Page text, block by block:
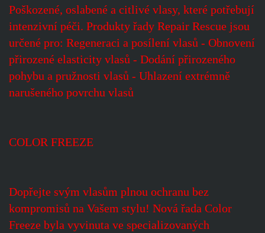
Poškozené, oslabené a citlivé vlasy, které potřebují
intenzivní péči. Produkty řady Repair Rescue jsou
určené pro: Regeneraci a posílení vlasů - Obnovení
přirozené elasticity vlasů - Dodání přirozeného
pohybu a pružnosti vlasů - Uhlazení extrémně
narušeného povrchu vlasů
COLOR FREEZE
Dopřejte svým vlasům plnou ochranu bez
kompromisů na Vašem stylu! Nová řada Color
Freeze byla vyvinuta ve specializovaných